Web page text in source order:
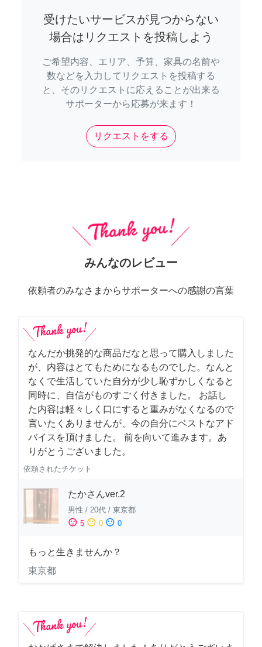
受けたいサービスが見つからない
場合はリクエストを投稿しよう
ご希望内容、エリア、予算、家具の名前や
数などを入力してリクエストを投稿する
と、そのリクエストに応えることが出来る
サポーターから応募が来ます！
リクエストをする
みんなのレビュー
依頼者のみなさまからサポーターへの感謝の言葉
なんだか挑発的な商品だなと思って購入しました
が、内容はとてもためになるものでした。なんと
なくで生活していた自分が少し恥ずかしくなると
同時に、自信がものすごく付きました。 お話し
た内容は軽々しく口にすると重みがなくなるので
言いたくありませんが、今の自分にベストなアド
バイスを頂けました。 前を向いて進みます。あ
りがとうございました。
依頼されたチケット
たかさんver.2
男性 / 20代 / 東京都
sentiment_satisfied 5 sentiment_neutral 0 sentiment_dissatisfied 0
もっと生きませんか？
東京都